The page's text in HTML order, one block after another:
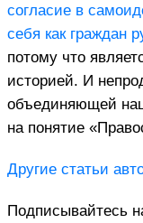
согласие в
себя как граждан
потому что
историей. И
объединяющей
на понятие
Другие статьи
Подписывайтесь